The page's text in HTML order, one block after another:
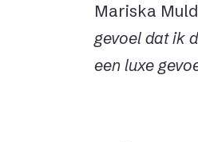
Mariska
gevoel dat ik
een luxe